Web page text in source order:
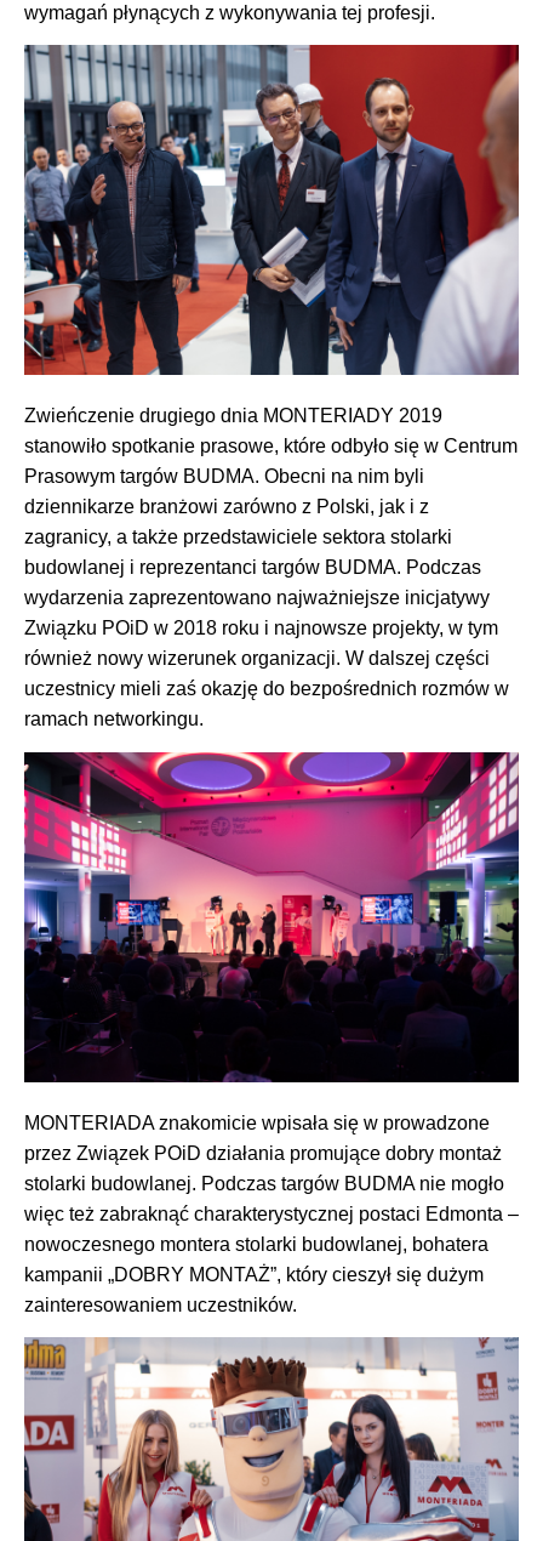
wymagań płynących z wykonywania tej profesji.
Zwieńczenie drugiego dnia MONTERIADY 2019
stanowiło spotkanie prasowe, które odbyło się w Centrum
Prasowym targów BUDMA. Obecni na nim byli
dziennikarze branżowi zarówno z Polski, jak i z
zagranicy, a także przedstawiciele sektora stolarki
budowlanej i reprezentanci targów BUDMA. Podczas
wydarzenia zaprezentowano najważniejsze inicjatywy
Związku POiD w 2018 roku i najnowsze projekty, w tym
również nowy wizerunek organizacji. W dalszej części
uczestnicy mieli zaś okazję do bezpośrednich rozmów w
ramach networkingu.
MONTERIADA znakomicie wpisała się w prowadzone
przez Związek POiD działania promujące dobry montaż
stolarki budowlanej. Podczas targów BUDMA nie mogło
więc też zabraknąć charakterystycznej postaci Edmonta –
nowoczesnego montera stolarki budowlanej, bohatera
kampanii „DOBRY MONTAŻ”, który cieszył się dużym
zainteresowaniem uczestników.